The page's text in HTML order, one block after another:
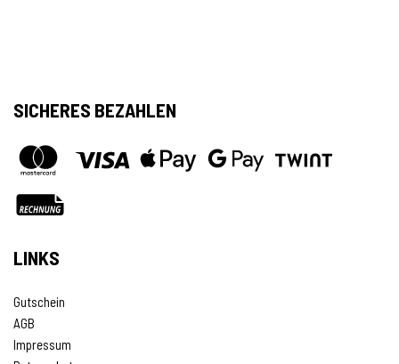
SICHERES BEZAHLEN
LINKS
Gutschein
AGB
Impressum